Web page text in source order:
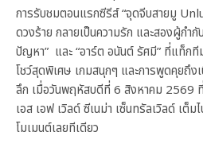
การรับชมตอนแรกซีรีส์ “จุดจีบสายมู
ดวงร้าย กลายเป็นความรัก และสองผู้กำ
ปัญหา” และ “อาร์ต อนันต์ รัศมี” ที่แท็ก
โชว์สุดพิเศษ เกมสนุกๆ และการพูดคุยถึง
ลึก เมื่อวันพฤหัสบดีที่ 6 สิงหาคม 2569
เอส เอฟ เวิลด์ ซีเนม่า เซ็นทรัลเวิลด์ เต็
โมเมนต์เลยทีเดียว